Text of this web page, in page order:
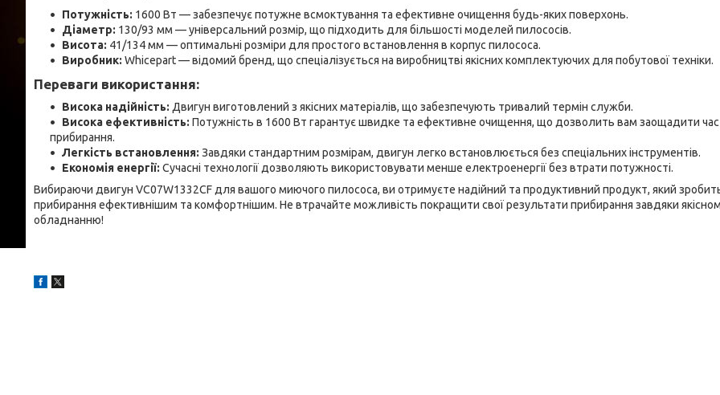
Потужність: 1600 Вт — забезпечує потужне всмоктування та ефективне очищення будь-яких поверхонь.
Діаметр: 130/93 мм — універсальний розмір, що підходить для більшості моделей пилососів.
Висота: 41/134 мм — оптимальні розміри для простого встановлення в корпус пилососа.
Виробник: Whicepart — відомий бренд, що спеціалізується на виробництві якісних комплектуючих для побутової техніки.
Переваги використання:
Висока надійність: Двигун виготовлений з якісних матеріалів, що забезпечують тривалий термін служби.
Висока ефективність: Потужність в 1600 Вт гарантує швидке та ефективне очищення, що дозволить вам заощадити час
прибирання.
Легкість встановлення: Завдяки стандартним розмірам, двигун легко встановлюється без спеціальних інструментів.
Економія енергії: Сучасні технології дозволяють використовувати менше електроенергії без втрати потужності.
Вибираючи двигун VC07W1332CF для вашого миючого пилососа, ви отримуєте надійний та продуктивний продукт, який
прибирання ефективнішим та комфортнішим. Не втрачайте можливість покращити свої результати прибирання завдяки
обладнанню!